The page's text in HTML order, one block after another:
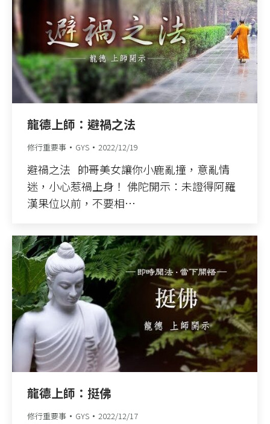
龍德上師：避禍之法
修行重要事 GYS 2022/12/19
避禍之法 帥哥美女讓你小鹿亂撞，意亂情
迷，小心惹禍上身！ 佛陀開示：未證得阿羅
漢果位以前，不要相…
龍德上師：挺佛
修行重要事 GYS 2022/12/17